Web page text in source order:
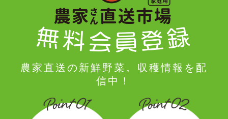
農家直送の新鮮野菜。収穫情報を配
信中！